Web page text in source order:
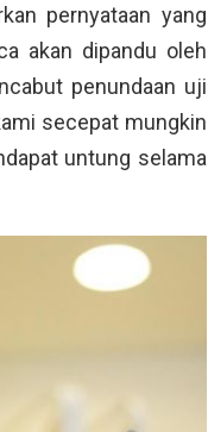
pernyataan yang
akan dipandu oleh
penundaan uji
secepat mungkin
untung selama